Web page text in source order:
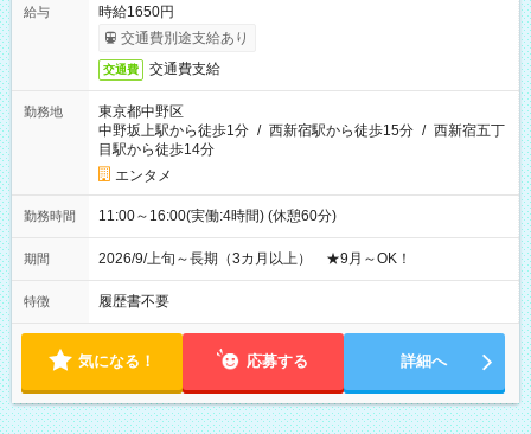
給与
時給1650円
交通費別途支給あり
交通費 交通費支給
勤務地
東京都中野区
中野坂上駅から徒歩1分 / 西新宿駅から徒歩15分 / 西新宿五丁
目駅から徒歩14分
エンタメ
勤務時間 11:00～16:00(実働:4時間) (休憩60分)
期間 2026/9/上旬～長期（3カ月以上） ★9月～OK！
特徴 履歴書不要
気になる！ 応募する 詳細へ